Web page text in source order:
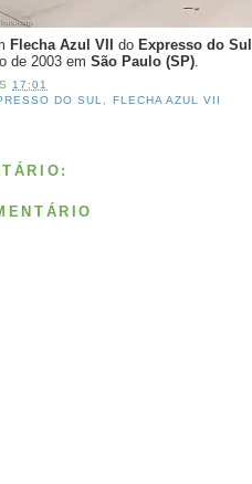
Flecha Azul VII do Expresso do Sul
de 2003 em São Paulo (SP)
17:01
DO SUL, FLECHA AZUL VII